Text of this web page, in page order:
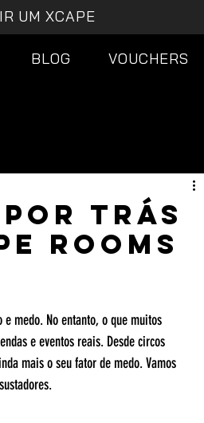
UM XCAPE
BLOG VOUCHERS
Trás
Rooms
medo. No entanto, o que muitos
e eventos reais. Desde circos
mais o seu fator de medo. Vamos